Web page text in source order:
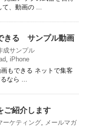
て、動画の ...
きる サンプル動画
成サンプル
, iPhone
もできる ネットで集客
なら ...
ご紹介します
ーケティング, メールマガ